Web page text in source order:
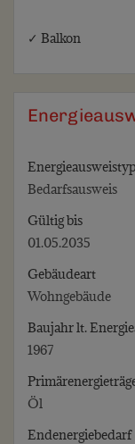
✓ Balkon
Energieausweistyp
Bedarfs­ausweis
Gültig bis
01.05.2035
Gebäudeart
Wohngebäude
Baujahr lt.
1967
Öl
Endenergie­bedarf